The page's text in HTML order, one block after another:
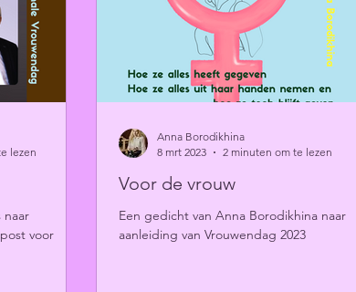
naar
voor
lezen
Voor de vrouw
Een gedicht van Anna Borodikhina naar
aanleiding van Vrouwendag 2023
Anna Borodikhina
8 mrt 2023
2 minuten om te lezen